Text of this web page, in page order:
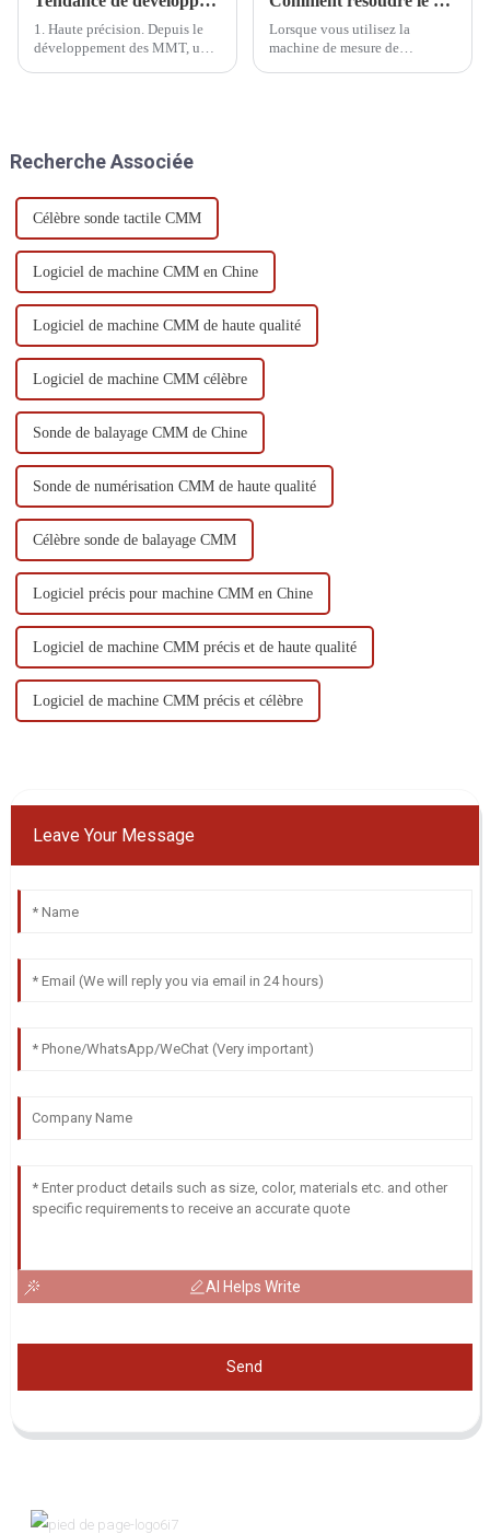
1. Haute précision. Depuis le
développement des MMT, une
plus importante.
Lorsque vous utilisez la
machine de mesure de
Recherche Associée
Célèbre sonde tactile CMM
Logiciel de machine CMM en Chine
Logiciel de machine CMM de haute qualité
Logiciel de machine CMM célèbre
Sonde de balayage CMM de Chine
Sonde de numérisation CMM de haute qualité
Célèbre sonde de balayage CMM
Logiciel précis pour machine CMM en Chine
Logiciel de machine CMM précis et de haute qualité
Logiciel de machine CMM précis et célèbre
Leave Your Message
AI Helps Write
Send